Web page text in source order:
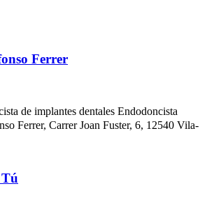
Ferrer
de implantes dentales Endodoncista
Ferrer, Carrer Joan Fuster, 6, 12540 Vila-